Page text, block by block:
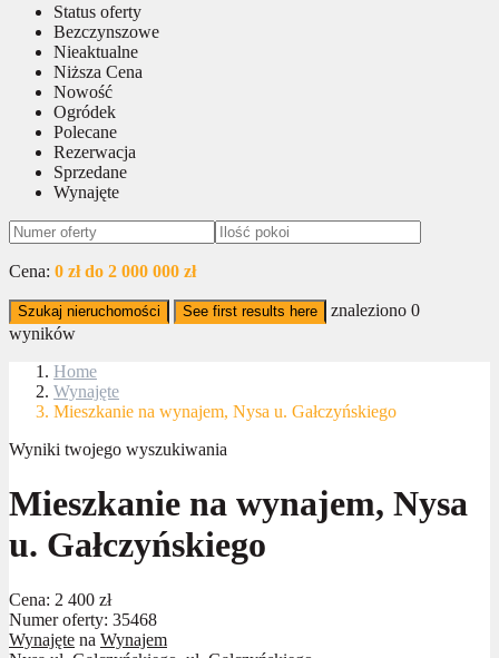
Status oferty
Bezczynszowe
Nieaktualne
Niższa Cena
Nowość
Ogródek
Polecane
Rezerwacja
Sprzedane
Wynajęte
Cena: 0 zł do 2 000 000 zł
Szukaj nieruchomości See first results here znaleziono 0
wyników
Home
Wynajęte
Mieszkanie na wynajem, Nysa u. Gałczyńskiego
Wyniki twojego wyszukiwania
Mieszkanie na wynajem, Nysa
u. Gałczyńskiego
Cena: 2 400 zł
Numer oferty: 35468
Wynajęte na Wynajem